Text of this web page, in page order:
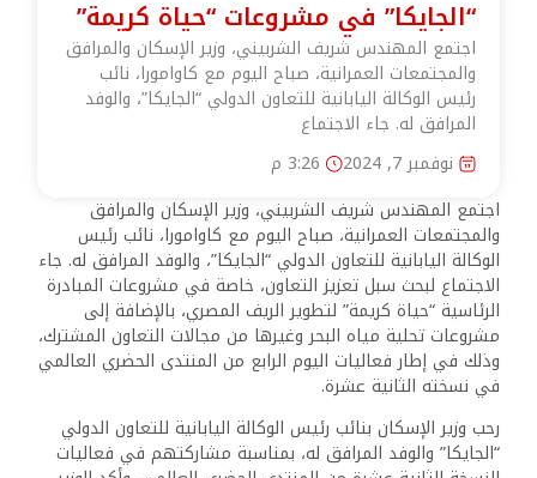
“الجايكا” في مشروعات “حياة كريمة”
اجتمع المهندس شريف الشربيني، وزير الإسكان والمرافق
والمجتمعات العمرانية، صباح اليوم مع كاوامورا، نائب
رئيس الوكالة اليابانية للتعاون الدولي “الجايكا”، والوفد
المرافق له. جاء الاجتماع
نوفمبر 7, 2024
3:26 م
اجتمع المهندس شريف الشربيني، وزير الإسكان والمرافق
والمجتمعات العمرانية، صباح اليوم مع كاوامورا، نائب رئيس
الوكالة اليابانية للتعاون الدولي “الجايكا”، والوفد المرافق له. جاء
الاجتماع لبحث سبل تعزيز التعاون، خاصة في مشروعات المبادرة
الرئاسية “حياة كريمة” لتطوير الريف المصري، بالإضافة إلى
مشروعات تحلية مياه البحر وغيرها من مجالات التعاون المشترك،
وذلك في إطار فعاليات اليوم الرابع من المنتدى الحضري العالمي
في نسخته الثانية عشرة.
رحب وزير الإسكان بنائب رئيس الوكالة اليابانية للتعاون الدولي
“الجايكا” والوفد المرافق له، بمناسبة مشاركتهم في فعاليات